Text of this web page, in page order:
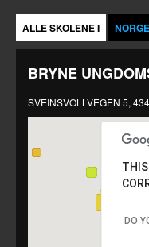
ALLE SKOLENE I NORGE
BRYNE
SVEINSVOLLVEGEN 5,
THIS
DO